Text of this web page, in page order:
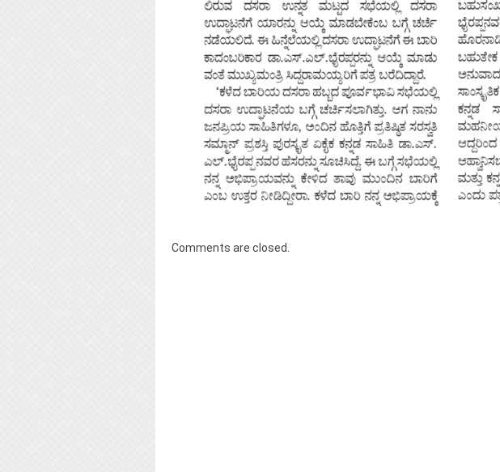
Comments are closed.